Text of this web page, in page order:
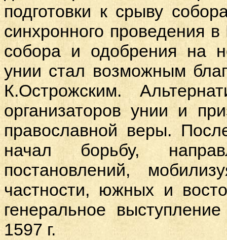
подготовки к срыву
синхронного проведения в
собора и одобрения на
унии стал возможным
К.Острожским.А
организаторов унии и
православной веры.
начал борьбу,
постановлений,
частности, южных и
генеральное
1597 г.